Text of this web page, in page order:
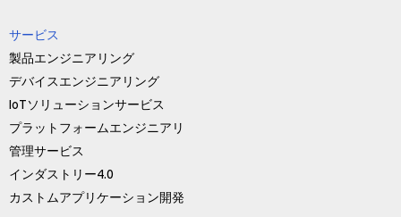
サービス
製品エンジニアリング
デバイスエンジニアリング
IoTソリューションサービス
プラットフォームエンジニアリ
管理サービス
インダストリー4.0
カストムアプリケーション開発